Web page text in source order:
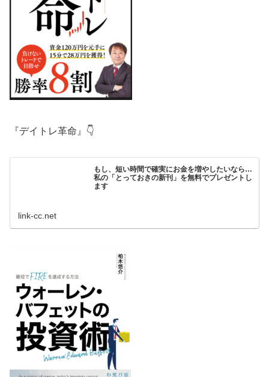
『デイトレ革命』👇
もし、短い時間で確実にお金を増やしたいなら…
私の「とっておきの新刊」を無料でプレゼントし
ます
link-cc.net